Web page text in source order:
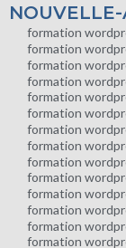
formation
formation
formation
formation
formation
formation
formation
formation
formation
formation
formation
formation
formation
formation